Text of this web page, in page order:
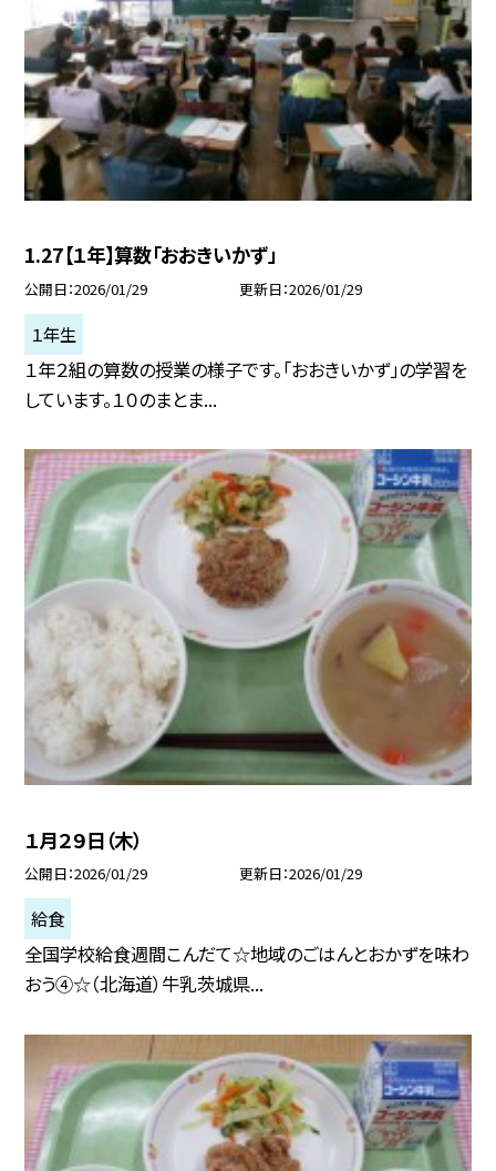
1.27【１年】算数「おおきいかず」
公開日 2026/01/29 更新日 2026/01/29
１年生
１年２組の算数の授業の様子です。「おおきいかず」の学習を
しています。１０のまとま...
１月２９日（木）
公開日 2026/01/29 更新日 2026/01/29
給食
全国学校給食週間こんだて☆地域のごはんとおかずを味わ
おう④☆（北海道）牛乳茨城県...